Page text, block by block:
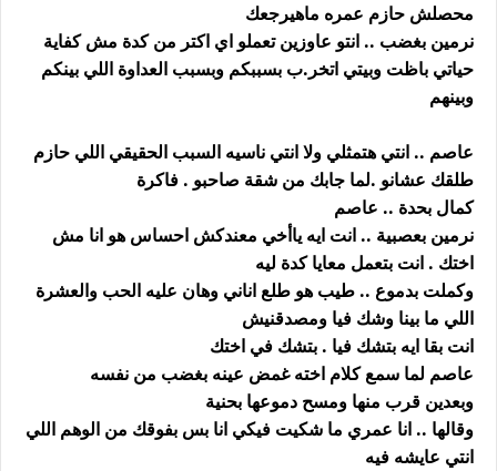
محصلش حازم عمره ماهيرجعك
نرمين بغضب .. انتو عاوزين تعملو اي اكتر من كدة مش كفاية
حياتي باظت وبيتي اتخر.ب بسببكم وبسبب العداوة اللي بينكم
وبينهم
عاصم .. انتي هتمثلي ولا انتي ناسيه السبب الحقيقي اللي حازم
طلقك عشانو .لما جابك من شقة صاحبو . فاكرة
كمال بحدة .. عاصم
نرمين بعصبية .. انت ايه ياأخي معندكش احساس هو انا مش
اختك . انت بتعمل معايا كدة ليه
وكملت بدموع .. طيب هو طلع اناني وهان عليه الحب والعشرة
اللي ما بينا وشك فيا ومصدقنيش
انت بقا ايه بتشك فيا . بتشك في اختك
عاصم لما سمع كلام اخته غمض عينه بغضب من نفسه
وبعدين قرب منها ومسح دموعها بحنية
وقالها .. انا عمري ما شكيت فيكي انا بس بفوقك من الوهم اللي
انتي عايشه فيه